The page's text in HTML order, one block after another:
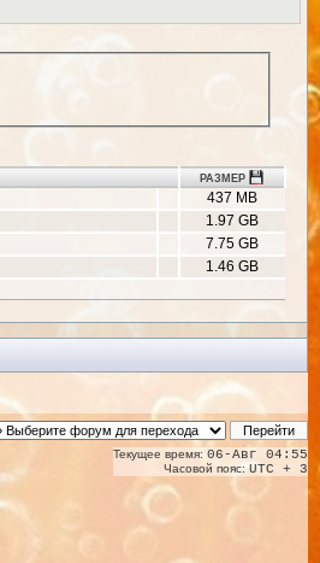
РАЗМЕР
437 MB
1.97 GB
7.75 GB
1.46 GB
Текущее время: 06-Авг 04:55
Часовой пояс:UTC + 3